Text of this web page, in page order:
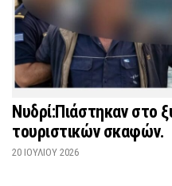
Νυδρί:Πιάστηκαν στο
τουριστικών σκαφών.
20 ΙΟΥΛΊΟΥ 2026